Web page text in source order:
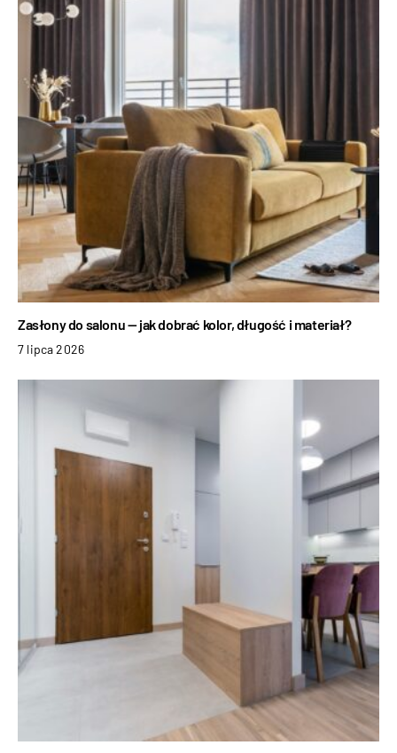
Zasłony do salonu — jak dobrać kolor, długość i materiał?
7 lipca 2026